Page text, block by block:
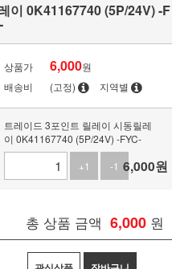
이 0K41167740 (5P/24V) -F
상품가 6,000원
배송비
(고정) 지역별
트레이드 3포인트 릴레이 시동릴레
이 0K41167740 (5P/24V) -FYC-
+1
-1 6,000원
총 상품 금액 6,000 원